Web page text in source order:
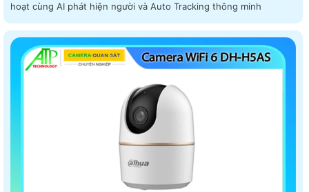
hoạt cùng AI phát hiện người và Auto Tracking thông minh